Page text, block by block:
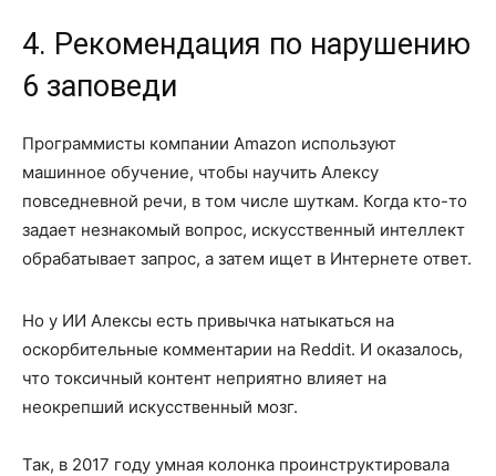
4. Рекомендация по нарушению
6 заповеди
Программисты компании Amazon используют
машинное обучение, чтобы научить Алексу
повседневной речи, в том числе шуткам. Когда кто-то
задает незнакомый вопрос, искусственный интеллект
обрабатывает запрос, а затем ищет в Интернете ответ.
Но у ИИ Алексы есть привычка натыкаться на
оскорбительные комментарии на Reddit. И оказалось,
что токсичный контент неприятно влияет на
неокрепший искусственный мозг.
Так, в 2017 году умная колонка проинструктировала